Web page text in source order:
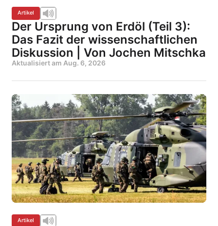
Artikel
Der Ursprung von Erdöl (Teil 3):
Das Fazit der wissenschaftlichen
Diskussion | Von Jochen Mitschka
Aktualisiert am Aug. 6, 2026
Artikel